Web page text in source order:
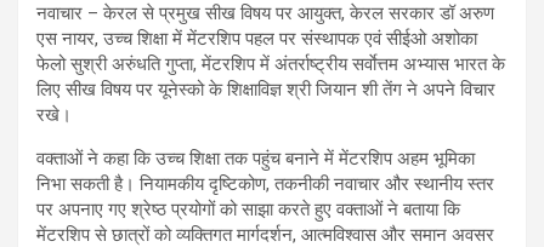
नवाचार – केरल से प्रमुख सीख विषय पर आयुक्त, केरल सरकार डॉ अरुण
एस नायर, उच्च शिक्षा में मेंटरशिप पहल पर संस्थापक एवं सीईओ अशोका
फेलो सुश्री अरुंधति गुप्ता, मेंटरशिप में अंतर्राष्ट्रीय सर्वाेत्तम अभ्यास भारत के
लिए सीख विषय पर यूनेस्को के शिक्षाविज्ञ श्री जियान शी तेंग ने अपने विचार
रखे।
वक्ताओं ने कहा कि उच्च शिक्षा तक पहुंच बनाने में मेंटरशिप अहम भूमिका
निभा सकती है। नियामकीय दृष्टिकोण, तकनीकी नवाचार और स्थानीय स्तर
पर अपनाए गए श्रेष्ठ प्रयोगों को साझा करते हुए वक्ताओं ने बताया कि
मेंटरशिप से छात्रों को व्यक्तिगत मार्गदर्शन, आत्मविश्वास और समान अवसर